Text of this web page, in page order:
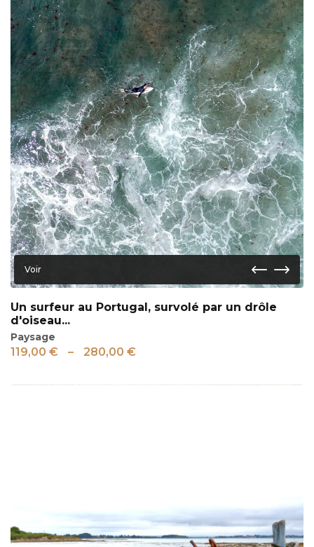
Voir
Un surfeur au Portugal, survolé par un drôle
d'oiseau...
Paysage
119,00 € – 280,00 €